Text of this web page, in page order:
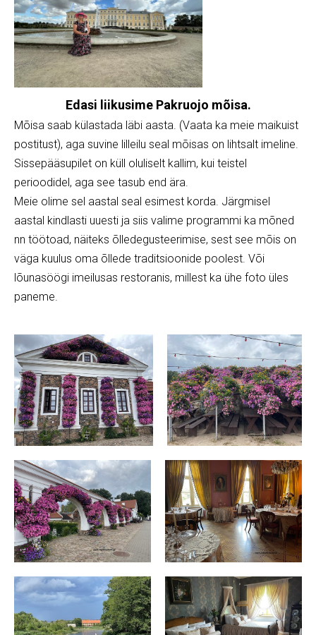
Edasi liikusime Pakruojo mõisa.
Mõisa saab külastada läbi aasta. (Vaata ka meie maikuist
postitust), aga suvine lilleilu seal mõisas on lihtsalt imeline.
Sissepääsupilet on küll oluliselt kallim, kui teistel
perioodidel, aga see tasub end ära.
Meie olime sel aastal seal esimest korda. Järgmisel
aastal kindlasti uuesti ja siis valime programmi ka mõned
nn töötoad, näiteks õlledegusteerimise, sest see mõis on
väga kuulus oma õllede traditsioonide poolest. Või
lõunasöögi imeilusas restoranis, millest ka ühe foto üles
paneme.